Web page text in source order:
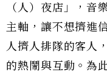
（人）夜店」，
主軸，讓不想擠進
人擠人排隊的客
的熱鬧與互動。為